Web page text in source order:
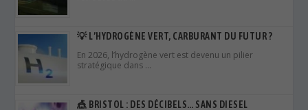
Connue pour sa scène musicale vibrante et son
engagement écologique, …